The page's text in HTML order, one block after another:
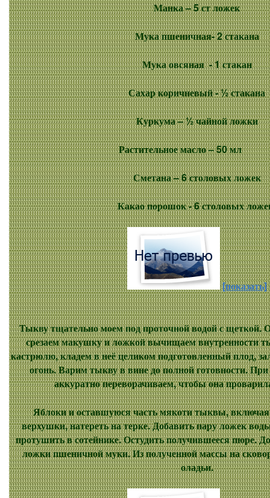
Манка –5 ст ложек
Мукапшеничная- 2 стакана
Мука овсяная- 1 стакан
Сахар коричневый- ½ стакана
Куркума– ½ чайной ложки
Растительное масло– 50
Сметана– 6 столовых ложек
Какао порошок- 6 столовых
[показать]
Тыкву тщательно моем под проточной водой с
срезаем макушку и ложкой вычищаем внутренности
кастрюлю, кладем в неё целиком подготовленный плод,
огонь. Варим тыкву в вине до полной готовности.
аккуратно переворачиваем, чтобы она
Яблоки и оставшуюся часть мякоти тыквы, включая
верхушки, натереть на терке. Добавить пару ложек
протушить в сотейнике. Остудить получившееся пюре.
ложки пшеничной муки. Из полученной массы на
оладьи.